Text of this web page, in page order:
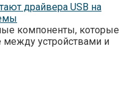
драйвера USB на
компоненты, которые
между устройствами и